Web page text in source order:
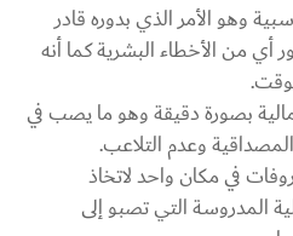
وهو الأمر الذي بدوره قادر
من الأخطاء البشرية كما أنه
بصورة دقيقة وهو ما يصب في
وعدم التلاعب.
في مكان واحد لاتخاذ
المدروسة التي تصبو إلى